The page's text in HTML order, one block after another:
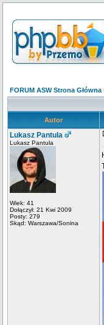
FORUM ASW Strona Główna
Autor
Lukasz Pantula
Lukasz Pantula
Wiek: 41
Dołączył: 21 Kwi 2009
Posty: 279
Skąd: Warszawa/Sonina